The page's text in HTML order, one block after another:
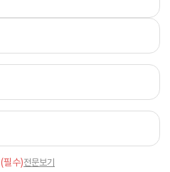
(필수)전문보기